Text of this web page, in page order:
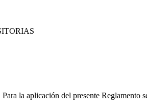
la aplicación del presente Reglamento